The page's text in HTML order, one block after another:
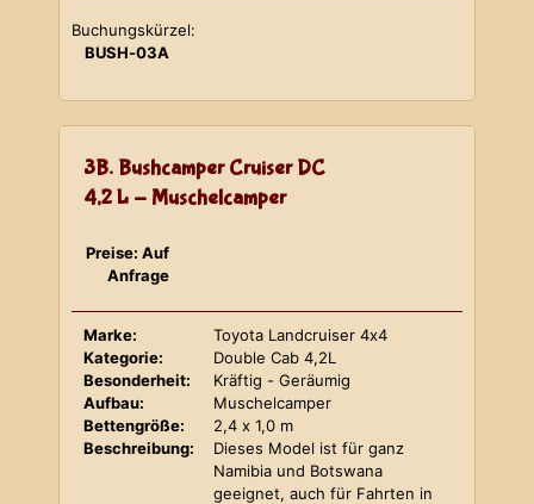
Buchungskürzel:
BUSH-03A
3B. Bushcamper Cruiser DC
4,2 L - Muschelcamper
Preise: Auf
Anfrage
Marke:
Toyota Landcruiser 4x4
Kategorie:
Double Cab 4,2L
Besonderheit:
Kräftig - Geräumig
Aufbau:
Muschelcamper
Bettengröße:
2,4 x 1,0 m
Beschreibung:
Dieses Model ist für ganz
Namibia und Botswana
geeignet, auch für Fahrten in